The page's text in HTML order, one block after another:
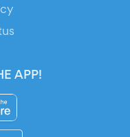
APP!